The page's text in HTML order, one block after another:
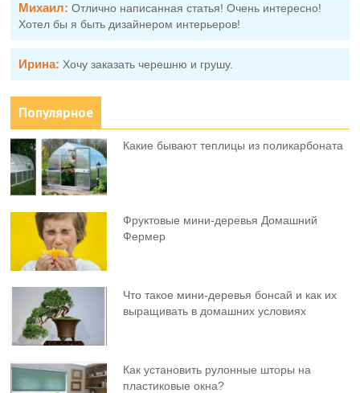
Михаил: Отлично написанная статья! Очень интересно!
Хотел бы я быть дизайнером интерьеров!
Ирина: Хочу заказать черешню и грушу.
Популярное
Какие бывают теплицы из поликарбоната
Фруктовыe мини-деревья Домашний
Фермер
Что такое мини-деревья бонсай и как их
выращивать в домашних условиях
Как установить рулонные шторы на
пластиковые окна?